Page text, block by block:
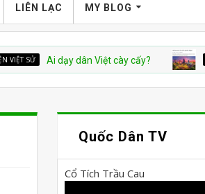
LIÊN LẠC MY BLOG
Ai dạy dân Việt cày cấy? CSVN
Quốc Dân TV
Cổ Tích Trầu Cau